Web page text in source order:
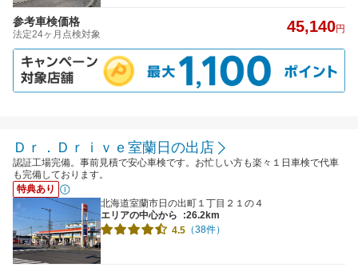
参考車検価格
法定24ヶ月点検対象 45,140円
Ｄｒ．Ｄｒｉｖｅ室蘭日の出店
認証工場完備。事前見積で安心車検です。お忙しい方も楽々１日車検で代車
も完備しております。
特典あり
北海道室蘭市日の出町１丁目２１の４
エリアの中心から
:26.2km
4.5 （38件）